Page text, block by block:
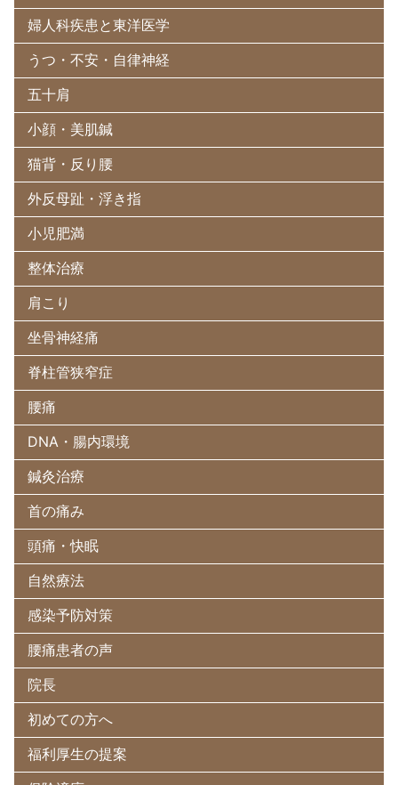
婦人科疾患と東洋医学
うつ・不安・自律神経
五十肩
小顔・美肌鍼
猫背・反り腰
外反母趾・浮き指
小児肥満
整体治療
肩こり
坐骨神経痛
脊柱管狭窄症
腰痛
DNA・腸内環境
鍼灸治療
首の痛み
頭痛・快眠
自然療法
感染予防対策
腰痛患者の声
院長
初めての方へ
福利厚生の提案